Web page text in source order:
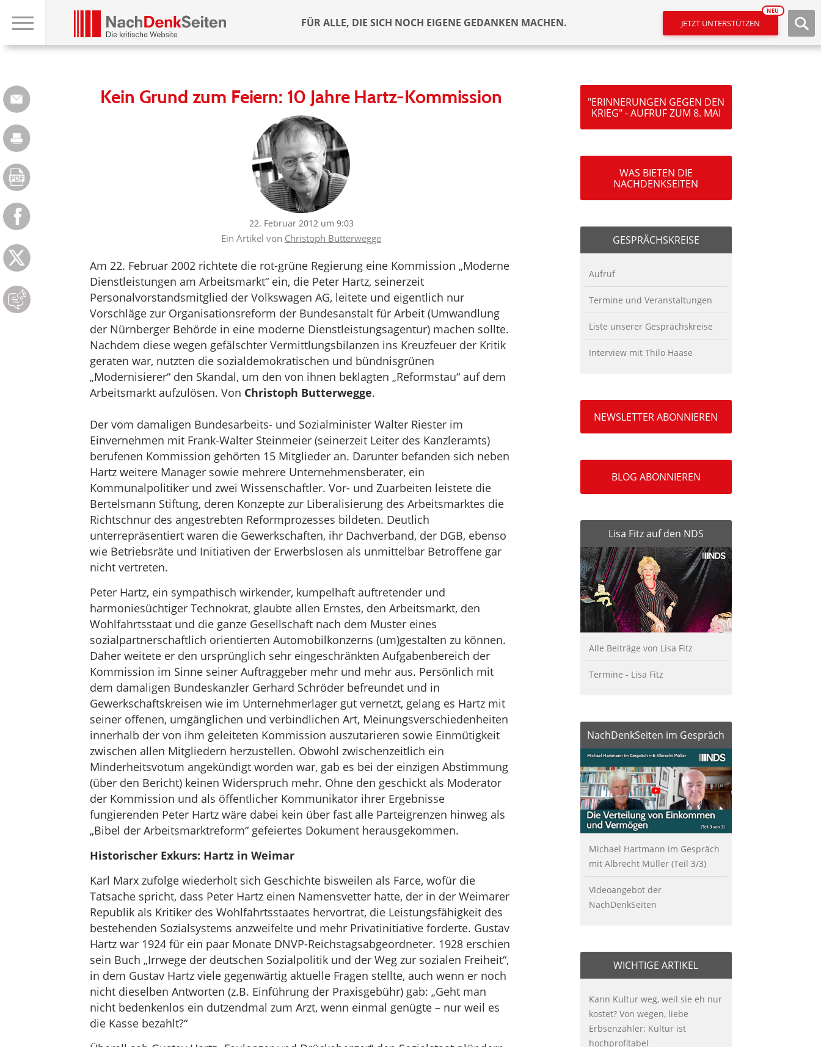
FÜR ALLE, DIE SICH NOCH EIGENE GEDANKEN MACHEN. JETZT UNTERSTÜTZEN
NEU
Kein Grund zum Feiern: 10 Jahre Hartz-Kommission
22. Februar 2012 um 9:03
Ein Artikel von Christoph Butterwegge
Am 22. Februar 2002 richtete die rot-grüne Regierung eine Kommission „Moderne
Dienstleistungen am Arbeitsmarkt“ ein, die Peter Hartz, seinerzeit
Personalvorstandsmitglied der Volkswagen AG, leitete und eigentlich nur
Vorschläge zur Organisationsreform der Bundesanstalt für Arbeit (Umwandlung
der Nürnberger Behörde in eine moderne Dienstleistungsagentur) machen sollte.
Nachdem diese wegen gefälschter Vermittlungsbilanzen ins Kreuzfeuer der Kritik
geraten war, nutzten die sozialdemokratischen und bündnisgrünen
„Modernisierer“ den Skandal, um den von ihnen beklagten „Reformstau“ auf dem
Arbeitsmarkt aufzulösen. Von Christoph Butterwegge.
Der vom damaligen Bundesarbeits- und Sozialminister Walter Riester im
Einvernehmen mit Frank-Walter Steinmeier (seinerzeit Leiter des Kanzleramts)
berufenen Kommission gehörten 15 Mitglieder an. Darunter befanden sich neben
Hartz weitere Manager sowie mehrere Unternehmensberater, ein
Kommunalpolitiker und zwei Wissenschaftler. Vor- und Zuarbeiten leistete die
Bertelsmann Stiftung, deren Konzepte zur Liberalisierung des Arbeitsmarktes die
Richtschnur des angestrebten Reformprozesses bildeten. Deutlich
unterrepräsentiert waren die Gewerkschaften, ihr Dachverband, der DGB, ebenso
wie Betriebsräte und Initiativen der Erwerbslosen als unmittelbar Betroffene gar
nicht vertreten.
Peter Hartz, ein sympathisch wirkender, kumpelhaft auftretender und
harmoniesüchtiger Technokrat, glaubte allen Ernstes, den Arbeitsmarkt, den
Wohlfahrtsstaat und die ganze Gesellschaft nach dem Muster eines
sozialpartnerschaftlich orientierten Automobilkonzerns (um)gestalten zu können.
Daher weitete er den ursprünglich sehr eingeschränkten Aufgabenbereich der
Kommission im Sinne seiner Auftraggeber mehr und mehr aus. Persönlich mit
dem damaligen Bundeskanzler Gerhard Schröder befreundet und in
Gewerkschaftskreisen wie im Unternehmerlager gut vernetzt, gelang es Hartz mit
seiner offenen, umgänglichen und verbindlichen Art, Meinungsverschiedenheiten
innerhalb der von ihm geleiteten Kommission auszutarieren sowie Einmütigkeit
zwischen allen Mitgliedern herzustellen. Obwohl zwischenzeitlich ein
Minderheitsvotum angekündigt worden war, gab es bei der einzigen Abstimmung
(über den Bericht) keinen Widerspruch mehr. Ohne den geschickt als Moderator
der Kommission und als öffentlicher Kommunikator ihrer Ergebnisse
fungierenden Peter Hartz wäre dabei kein über fast alle Parteigrenzen hinweg als
„Bibel der Arbeitsmarktreform“ gefeiertes Dokument herausgekommen.
Historischer Exkurs: Hartz in Weimar
Karl Marx zufolge wiederholt sich Geschichte bisweilen als Farce, wofür die
Tatsache spricht, dass Peter Hartz einen Namensvetter hatte, der in der Weimarer
Republik als Kritiker des Wohlfahrtsstaates hervortrat, die Leistungsfähigkeit des
bestehenden Sozialsystems anzweifelte und mehr Privatinitiative forderte. Gustav
Hartz war 1924 für ein paar Monate DNVP-Reichstagsabgeordneter. 1928 erschien
sein Buch „Irrwege der deutschen Sozialpolitik und der Weg zur sozialen Freiheit“,
in dem Gustav Hartz viele gegenwärtig aktuelle Fragen stellte, auch wenn er noch
nicht dieselben Antworten (z.B. Einführung der Praxisgebühr) gab: „Geht man
nicht bedenkenlos ein dutzendmal zum Arzt, wenn einmal genügte – nur weil es
die Kasse bezahlt?“
"ERINNERUNGEN GEGEN DEN
KRIEG" - AUFRUF ZUM 8. MAI
WAS BIETEN DIE
NACHDENKSEITEN
GESPRÄCHSKREISE
Aufruf
Termine und Veranstaltungen
Liste unserer Gesprächskreise
Interview mit Thilo Haase
NEWSLETTER ABONNIEREN
BLOG ABONNIEREN
Lisa Fitz auf den NDS
Alle Beiträge von Lisa Fitz
Termine - Lisa Fitz
NachDenkSeiten im Gespräch
Michael Hartmann im Gespräch
mit Albrecht Müller (Teil 3/3)
Videoangebot der
NachDenkSeiten
WICHTIGE ARTIKEL
Kann Kultur weg, weil sie eh nur
kostet? Von wegen, liebe
Erbsenzähler: Kultur ist
hochprofitabel